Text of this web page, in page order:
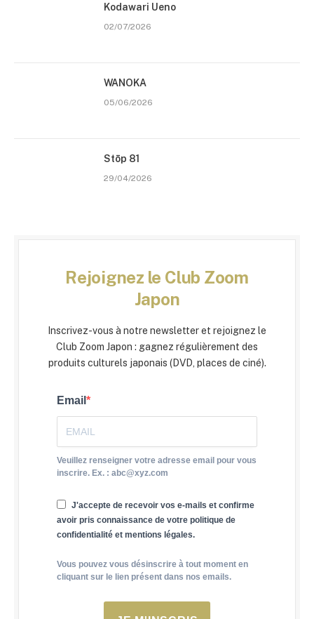
Kodawari Ueno
02/07/2026
WANOKA
05/06/2026
Stōp 81
29/04/2026
Rejoignez le Club Zoom
Japon
Inscrivez-vous à notre newsletter et rejoignez le
Club Zoom Japon : gagnez régulièrement des
produits culturels japonais (DVD, places de ciné).
Email
Veuillez renseigner votre adresse email pour vous
inscrire. Ex. : abc@xyz.com
J'accepte de recevoir vos e-mails et confirme
avoir pris connaissance de votre politique de
confidentialité et mentions légales.
Vous pouvez vous désinscrire à tout moment en
cliquant sur le lien présent dans nos emails.